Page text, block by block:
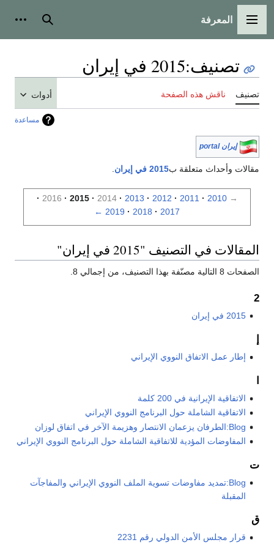
القائمة الرئيسية
المعرفة بحث
تصنيف:2015 في إيران
تصنيف ناقش هذه الصفحة أدوات
مساعدة
إيران portal
مقالات وأحداث متعلقة ب2015 في إيران
→
2010
2011
2012
2013
2014
2015
2016
2017
2018
2019
←
المقالات في التصنيف "2015 في إيران"
الصفحات 8 التالية مصنّفة بهذا التصنيف، من إجمالي 8.
2
2015 في إيران
إ
إطار عمل الاتفاق النووي الإيراني
الاتفاقية الإيرانية في 200 كلمة
الاتفاقية الشاملة حول البرنامج النووي الإيراني
Blog:الطرفان يزعمان الانتصار وهزيمة الآخر في اتفاق لوزان
المفاوضات المؤدية للاتفاقية الشاملة حول البرنامج النووي الإيراني
ت
Blog:تمديد مفاوضات تسوية الملف النووي الإيراني والمفاجآت
المقبلة
ق
قرار مجلس الأمن الدولي رقم 2231